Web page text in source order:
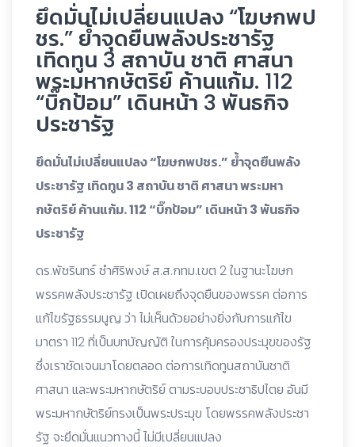
ยึดมั่นไม่เปลี่ยนแปลง “โฆษกพป
ชร.” ย้ำจุดยืนพลังประชารัฐ
เทิดทูน 3 สถาบัน ชาติ ศาสนา
พระมหากษัตริย์ ค้านแก้ม. 112
“บิ๊กป้อม” เดินหน้า 3 พันธกิจ
ประชารัฐ
ยึดมั่นไม่เปลี่ยนแปลง “โฆษกพปชร.” ย้ำจุดยืนพลัง
ประชารัฐ เทิดทูน 3 สถาบัน ชาติ ศาสนา พระมหา
กษัตริย์ ค้านแก้ม. 112 “บิ๊กป้อม” เดินหน้า 3 พันธกิจ
ประชารัฐ
ดร.พัชรินทร์ ซำศิริพงษ์ ส.ส.กทม.เขต 2 ในฐานะโฆษก
พรรคพลังประชารัฐ เปิดเผยถึงจุดยืนของพรรค ต่อการ
แก้ไขรัฐธรรมนูญ ว่า ไม่เห็นด้วยอย่างยิ่งกับการแก้ไข
มาตรา 112 ที่เป็นบทบัญญัติ ในการคุ้มครองประมุขของรัฐ
ซึ่งเราชัดเจนมาโดยตลอด ต่อการเทิดทูนสถาบันชาติ
ศาสนา และพระมหากษัตริย์ ตามระบอบประชาธิปไตย อันมี
พระมหากษัตริย์ทรงเป็นพระประมุข โดยพรรคพลังประชา
รัฐ จะยึดมั่นแนวทางนี้ ไม่มีเปลี่ยนแปลง